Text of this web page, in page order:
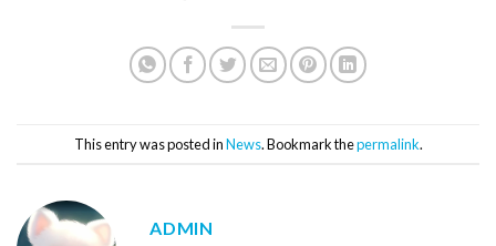
This entry was posted inNews. Bookmark thepermalink.
ADMIN